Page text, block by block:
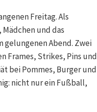
Freitag. Als
und das
gelungenen Abend. Zwei
Frames, Strikes, Pins und
bei Pommes, Burger und
nicht nur ein Fußball,